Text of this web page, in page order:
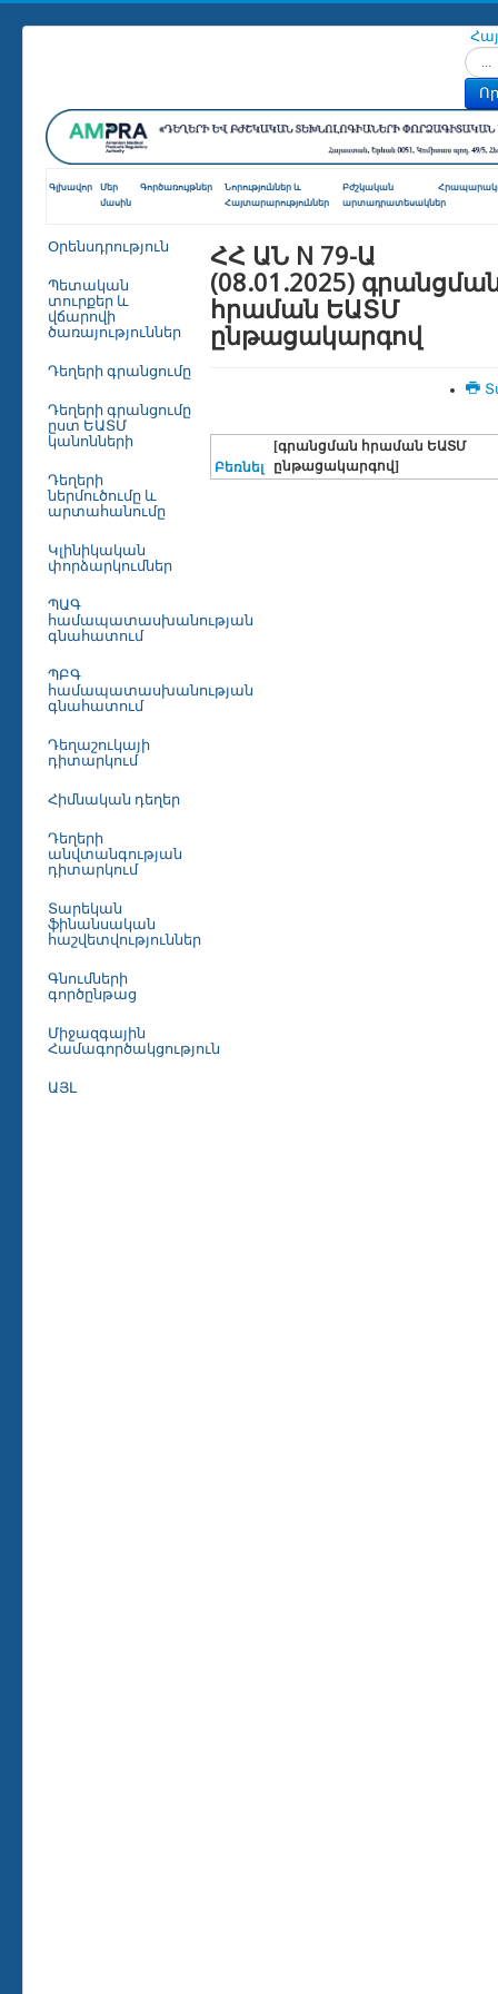
Գլխավոր
Մեր
մասին
Գործառույթներ
Նորություններ և
Հայտարարություններ
Բժշկական
արտադրատեսակներ
Օրենսդրություն
Պետական
տուրքեր և
վճարովի
ծառայություններ
Դեղերի գրանցումը
Դեղերի գրանցումը
ըստ ԵԱՏՄ
կանոնների
Դեղերի
ներմուծումը և
արտահանումը
Կլինիկական
փորձարկումներ
ՊԱԳ
համապատասխանության
գնահատում
ՊԲԳ
համապատասխանության
գնահատում
Դեղաշուկայի
դիտարկում
Հիմնական դեղեր
Դեղերի
անվտանգության
դիտարկում
Տարեկան
ֆինանսական
հաշվետվություններ
Գնումների
գործընթաց
Միջազգային
Համագործակցություն
ԱՅԼ
ՀՀ ԱՆ N 79-Ա
(08.01.2025)
հրաման ԵԱՏՄ
ընթացակարգով
Բեռնել
[գրանցման հրաման ԵԱՏՄ
ընթացակարգով]